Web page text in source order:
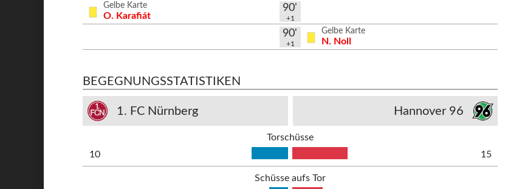
Gelbe Karte
O. Karafiát
90'
+1
90'
+1
Gelbe Karte
N. Noll
BEGEGNUNGSSTATISTIKEN
1. FC Nürnberg Hannover 96
Torschüsse
10
15
Schüsse aufs Tor